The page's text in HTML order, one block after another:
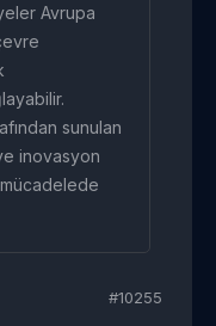
Avrupa
sunulan
inovasyon
#10255